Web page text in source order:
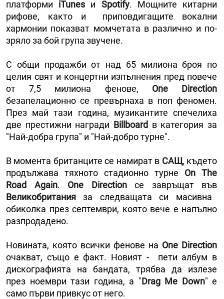
платформи iTunes и Spotify. Мощните китарни
рифове, както и приповдигащите вокални
хармонии показват момчетата в различно и по-
зряло за бой група звучене.
С общи продажби от над 65 милиона броя по
целия свят и концертни изпълнения пред повече
от 7,5 милиона фенове, One Direction
безапелационно се превърнаха в поп феномен.
През май тази година, музикантите спечелиха
две престижни награди Billboard в категория за
"Най-добра група" и "Най-добро турне".
В момента британците се намират в САЩ, където
продължава тяхното стадионно турне On The
Road Again. One Directionсе завръщат във
Великобритания за следващата си масивна
обиколка през септември, която вече е напълно
разпродадено.
Новината, която всички фенове на One Direction
очакват, също е факт. Новият - пети албум в
дискографията на бандата, трябва да излезе
през ноември тази година, а "Drag Me Down" е
само първи привкус от него.